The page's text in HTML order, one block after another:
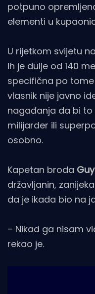
potpuno
elementi u
U rijetkom svijetu
ih je dulje od 140
specifična po
vlasnik nije javno
nagađanja da bi
milijarder ili
osobno.
Kapetan broda
državljanin,
da je ikada bio na
– Nikad ga nisam
rekao je.